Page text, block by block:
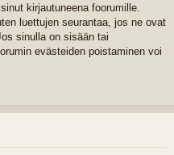
kirjautuneena foorumille.
luettujen seurantaa, jos ne ovat
sinulla on sisään tai
evästeiden poistaminen voi